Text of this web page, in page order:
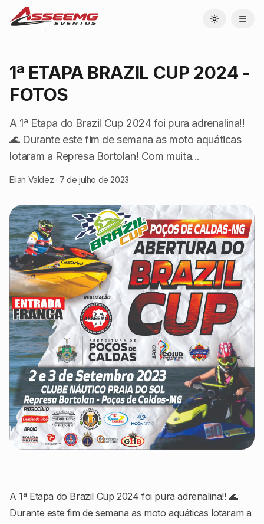
Toggle theme
1ª ETAPA BRAZIL CUP 2024 -
FOTOS
A 1ª Etapa do Brazil Cup 2024 foi pura adrenalina!!
🌊 Durante este fim de semana as moto aquáticas
lotaram a Represa Bortolan! Com muita...
Elian Valdez · 7 de julho de 2023
A 1ª Etapa do Brazil Cup 2024 foi pura adrenalina!! 🌊
Durante este fim de semana as moto aquáticas lotaram a